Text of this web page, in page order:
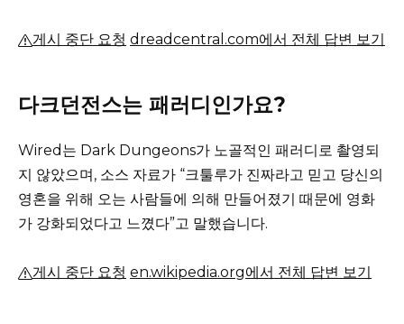
게시 중단 요청 dreadcentral.com에서 전체 답변 보기
다크던전스는 패러디인가요?
Wired는 Dark Dungeons가 노골적인 패러디로 촬영되
지 않았으며, 소스 자료가 “크툴루가 진짜라고 믿고 당신의
영혼을 위해 오는 사람들에 의해 만들어졌기 때문에 영화
가 강화되었다고 느꼈다”고 말했습니다.
게시 중단 요청 en.wikipedia.org에서 전체 답변 보기